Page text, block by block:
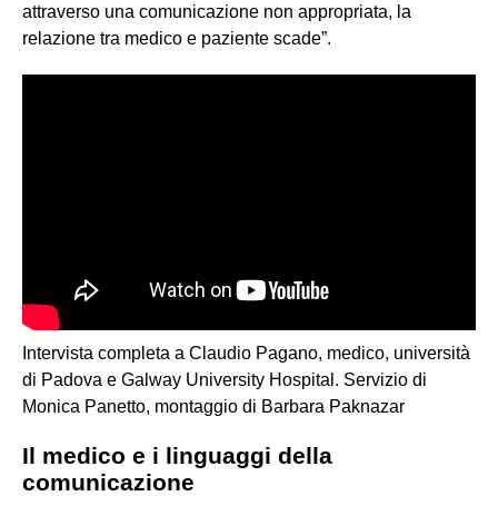
attraverso una comunicazione non appropriata, la
relazione tra medico e paziente scade”.
Intervista completa a Claudio Pagano, medico, università
di Padova e Galway University Hospital. Servizio di
Monica Panetto, montaggio di Barbara Paknazar
Il medico e i linguaggi della
comunicazione